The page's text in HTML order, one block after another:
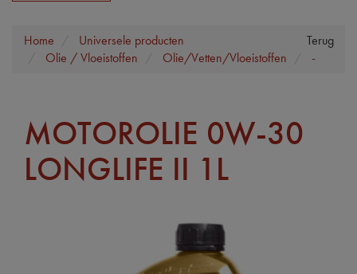
Terug
Home
Universele producten
Olie / Vloeistoffen
Olie/Vetten/Vloeistoffen -
MOTOROLIE 0W-30
LONGLIFE II 1L